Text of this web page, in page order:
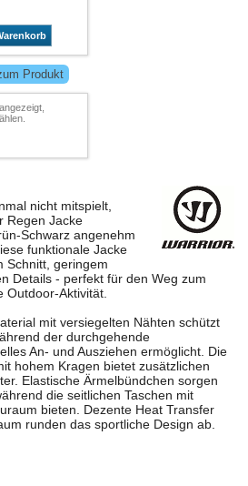
Produkt
nicht mitspielt,
Regen Jacke
Schwarz angenehm
funktionale Jacke
Schnitt, geringem
Details - perfekt für den Weg zum
Outdoor-Aktivität.
mit versiegelten Nähten schützt
der durchgehende
An- und Ausziehen ermöglicht. Die
hohem Kragen bietet zusätzlichen
Elastische Ärmelbündchen sorgen
die seitlichen Taschen mit
bieten. Dezente Heat Transfer
runden das sportliche Design ab.